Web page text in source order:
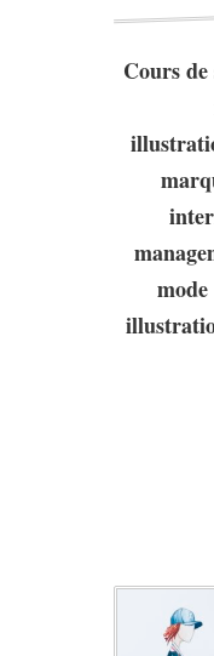
Cours
mode